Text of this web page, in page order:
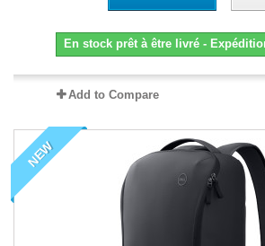
En stock prêt à être livré -
Add to Compare
NEW